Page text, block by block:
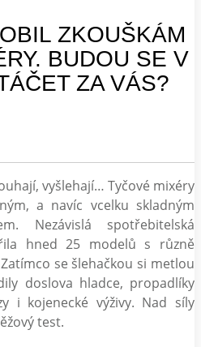
ZKOUŠKÁM
BUDOU SE V
ZA VÁS?
vyšlehají… Tyčové mixéry
a navíc vcelku skladným
Nezávislá spotřebitelská
hned 25 modelů s různě
se šlehačkou si metlou
doslova hladce, propadlíky
i kojenecké výživy. Nad síly
test.